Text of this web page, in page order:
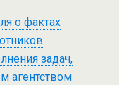
о фактах
задач,
агентством